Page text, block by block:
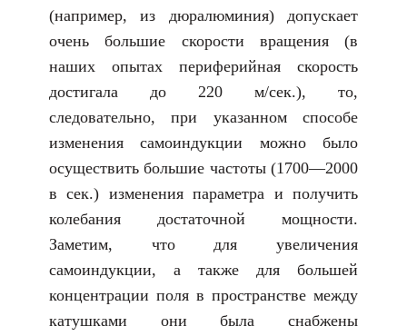
(например, из дюралюминия) допускает
очень большие скорости вращения (в
наших опытах периферийная скорость
достигала до 220 м/сек.), то,
следовательно, при указанном способе
изменения самоиндукции можно было
осуществить большие частоты (1700—2000
в сек.) изменения параметра и получить
колебания достаточной мощности.
Заметим, что для увеличения
самоиндукции, а также для большей
концентрации поля в пространстве между
катушками они была снабжены